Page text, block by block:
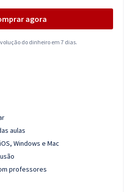
agora
do dinheiro em 7 dias.
aulas
Windows e Mac
professores